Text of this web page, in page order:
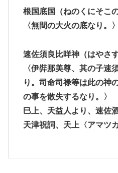
根国底国
（ねのくにそこ
〈無間の大火の底なり。〉
速佐須良比咩神（はやさ
〈伊弉那美尊、其の子速
り。司命司禄等は此の神
の事を散失するなり。〉
巳上、天益人より、速佐
天津祝詞、天上〈アマツ